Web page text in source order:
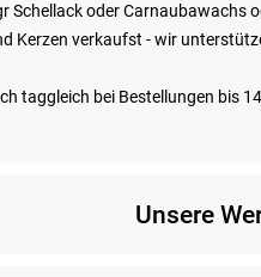
Schellack oder
Kerzen verkaufst - wir
taggleich bei Bestellungen bis
Unsere